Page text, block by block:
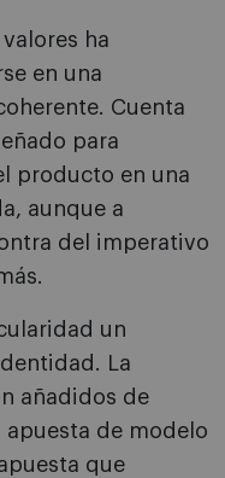
ha
en una
Cuenta
para
producto en una
aunque a
del imperativo
un
La
añadidos de
de modelo
que